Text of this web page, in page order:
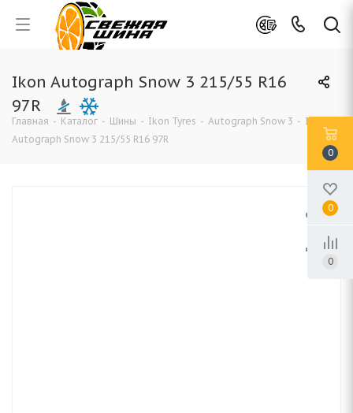
Ikon Autograph Snow 3 215/55 R16
97R
Главная - Каталог - Шины - Ikon Tyres - Autograph Snow 3 - Ikon
Autograph Snow 3 215/55 R16 97R
0
0
0